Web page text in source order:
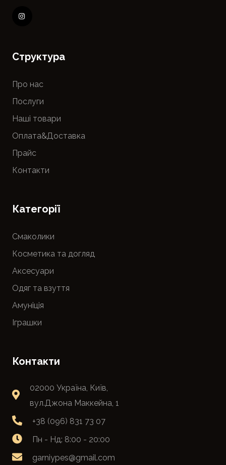
Cтруктура
Про нас
Послуги
Наші товари
Оплата&Доставка
Прайс
Контакти
Категорії
Смаколики
Косметика та догляд
Аксесуари
Одяг та взуття
Амуніція
Іграшки
Контакти
02000 Україна, Київ,
вул.Джона Маккейна, 1
+38 (096) 831 73 07
Пн - Нд: 8:00 - 20:00
garniypes@gmail.com